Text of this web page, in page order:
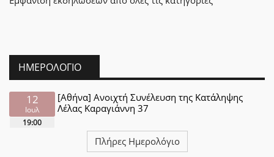
ΗΜΕΡΟΛΌΓΙΟ
12
Ιουλ
19:00
[Αθήνα] Ανοιχτή Συνέλευση της Κατάληψης
Λέλας Καραγιάννη 37
Πλήρες Ημερολόγιο